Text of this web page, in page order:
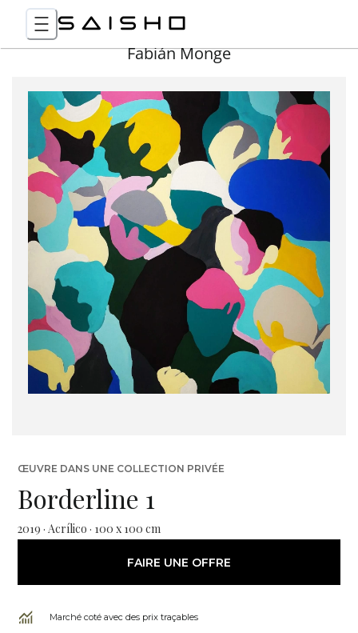
Fabián Monge
ŒUVRE DANS UNE COLLECTION PRIVÉE
Borderline 1
2019 · Acrílico · 100 x 100 cm
FAIRE UNE OFFRE
Marché coté avec des prix traçables